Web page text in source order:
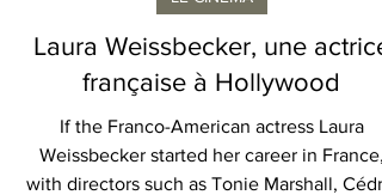
LE CINÉMA
Laura Weissbecker, une actrice
française à Hollywood
If the Franco-American actress Laura